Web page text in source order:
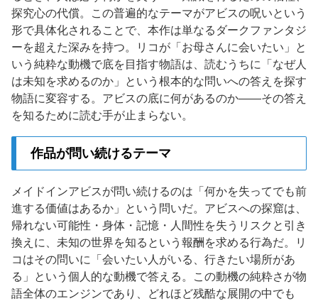
探究心の代償。この普遍的なテーマがアビスの呪いという
形で具体化されることで、本作は単なるダークファンタジ
ーを超えた深みを持つ。リコが「お母さんに会いたい」と
いう純粋な動機で底を目指す物語は、読むうちに「なぜ人
は未知を求めるのか」という根本的な問いへの答えを探す
物語に変容する。アビスの底に何があるのか——その答え
を知るために読む手が止まらない。
作品が問い続けるテーマ
メイドインアビスが問い続けるのは「何かを失ってでも前
進する価値はあるか」という問いだ。アビスへの探窟は、
帰れない可能性・身体・記憶・人間性を失うリスクと引き
換えに、未知の世界を知るという報酬を求める行為だ。リ
コはその問いに「会いたい人がいる、行きたい場所があ
る」という個人的な動機で答える。この動機の純粋さが物
語全体のエンジンであり、どれほど残酷な展開の中でも